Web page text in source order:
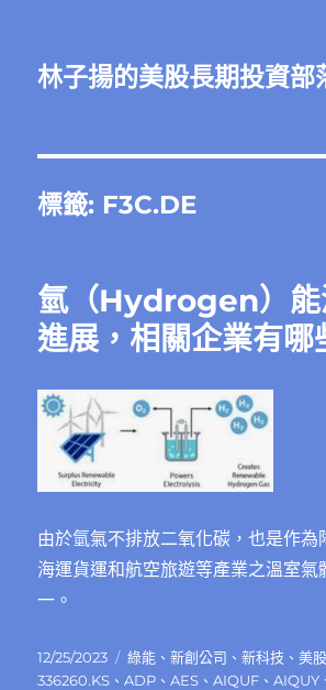
林子揚的美股長期投資部
標籤: F3C.DE
氫（Hydrogen）能
進展，相關企業有哪
由於氫氣不排放二氧化碳，也是作為
海運貨運和航空旅遊等產業之溫室氣
一。
發
佈
12/25/2023
分
類
綠能 、新創公司 、新科技 、美股
336260.KS 、ADP 、AES 、AIQUF 、AIQUY